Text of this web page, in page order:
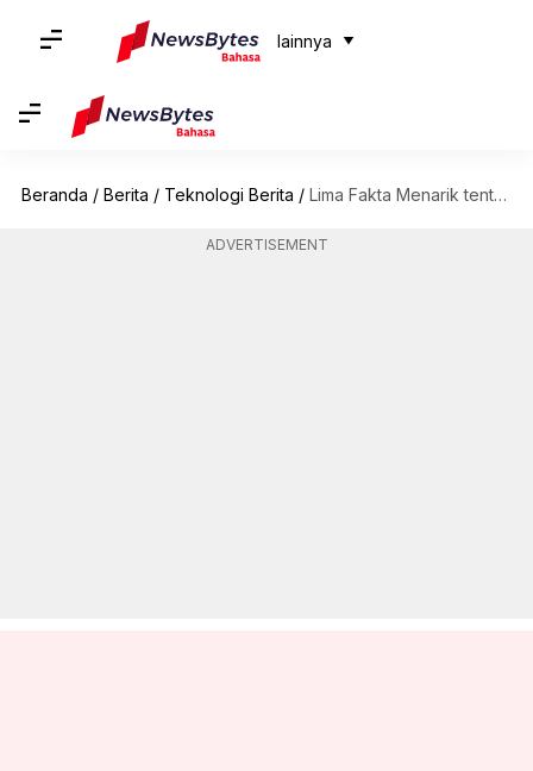
lainnya
Beranda / Berita / Teknologi Berita / Lima Fakta Menarik tentang Struktur Meteor
ADVERTISEMENT